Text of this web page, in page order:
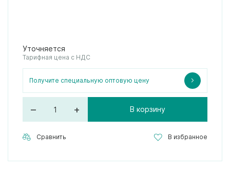
Уточняется
Тарифная цена с НДС
Получите специальную оптовую цену
– + В корзину
Сравнить В избранное